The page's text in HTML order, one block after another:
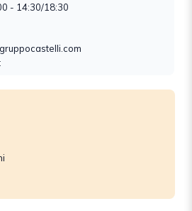
- 14:30/18:30